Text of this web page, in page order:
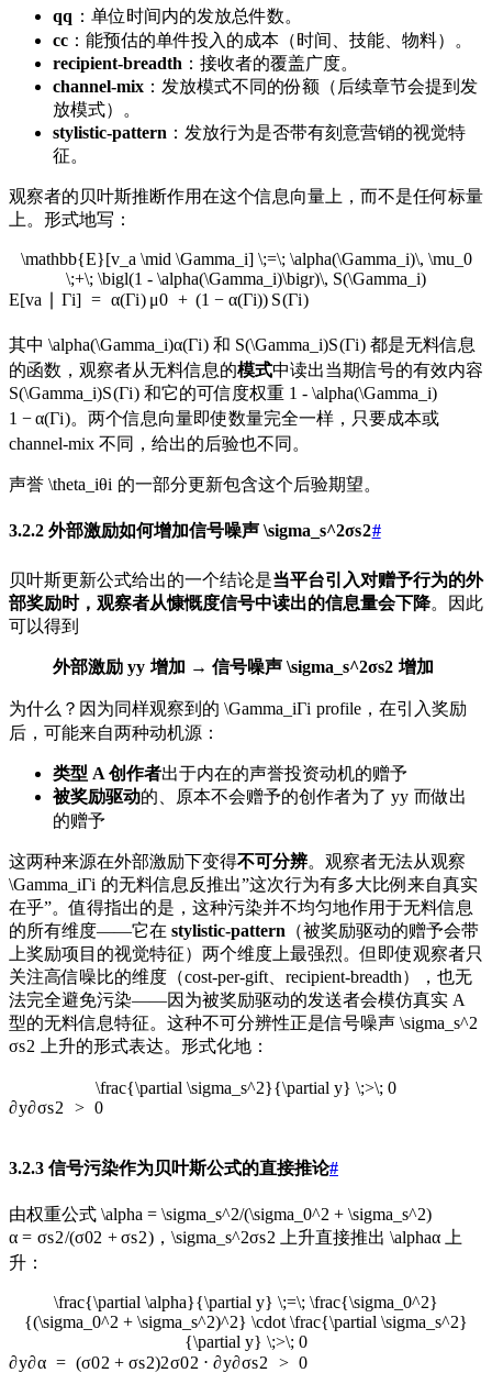
qq ：单位时间内的发放总件数。
cc ：能预估的单件投入的成本（时间、技能、物料）。
recipient-breadth ：接收者的覆盖广度。
channel-mix ：发放模式不同的份额（后续章节会提到发
放模式）。
stylistic-pattern ：发放行为是否带有刻意营销的视觉特
征。
观察者的贝叶斯推断作用在这个信息向量上，而不是任何标量
上。形式地写：
\mathbb{E}[v_a \mid \Gamma_i] \;=\; \alpha(\Gamma_i)\, \mu_0
\;+\; \bigl(1 - \alpha(\Gamma_i)\bigr)\, S(\Gamma_i)
E[va Γi] = α(Γi) μ0 + (1 − α(Γi)) S(Γi)
其中 \alpha(\Gamma_i)α(Γi)和 S(\Gamma_i)S(Γi)都是无料信息
的函数，观察者从无料信息的模式中读出当期信号的有效内容
S(\Gamma_i)S(Γi)和它的可信度权重 1 - \alpha(\Gamma_i)
1 − α(Γi)。两个信息向量即使数量完全一样，只要成本或
channel-mix 不同，给出的后验也不同。
声誉 \theta_iθi 的一部分更新包含这个后验期望。
3.2.2 外部激励如何增加信号噪声 \sigma_s^2σs2#
贝叶斯更新公式给出的一个结论是当平台引入对赠予行为的外
部奖励时，观察者从慷慨度信号中读出的信息量会下降。因此
可以得到
外部激励 yy 增加 → 信号噪声 \sigma_s^2σs2 增加
为什么？因为同样观察到的 \Gamma_iΓi profile，在引入奖励
后，可能来自两种动机源：
类型 A 创作者出于内在的声誉投资动机的赠予
被奖励驱动的、原本不会赠予的创作者为了 yy 而做出
的赠予
这两种来源在外部激励下变得不可分辨。观察者无法从观察
\Gamma_iΓi 的无料信息反推出”这次行为有多大比例来自真实
在乎”。值得指出的是，这种污染并不均匀地作用于无料信息
的所有维度——它在 stylistic-pattern （被奖励驱动的赠予会带
上奖励项目的视觉特征）两个维度上最强烈。但即使观察者只
关注高信噪比的维度（cost-per-gift、recipient-breadth），也无
法完全避免污染——因为被奖励驱动的发送者会模仿真实 A
型的无料信息特征。这种不可分辨性正是信号噪声 \sigma_s^2
σs2 上升的形式表达。形式化地：
\frac{\partial \sigma_s^2}{\partial y} \;>\; 0
∂y∂σs2 > 0
3.2.3 信号污染作为贝叶斯公式的直接推论#
由权重公式 \alpha = \sigma_s^2/(\sigma_0^2 + \sigma_s^2)
α = σs2/(σ02 + σs2)， \sigma_s^2σs2 上升直接推出\alphaα 上
升：
\frac{\partial \alpha}{\partial y} \;=\; \frac{\sigma_0^2}
{(\sigma_0^2 + \sigma_s^2)^2} \cdot \frac{\partial \sigma_s^2}
{\partial y} \;>\; 0
∂y∂α = (σ02 + σs2)2σ02 ⋅ ∂y∂σs2 > 0